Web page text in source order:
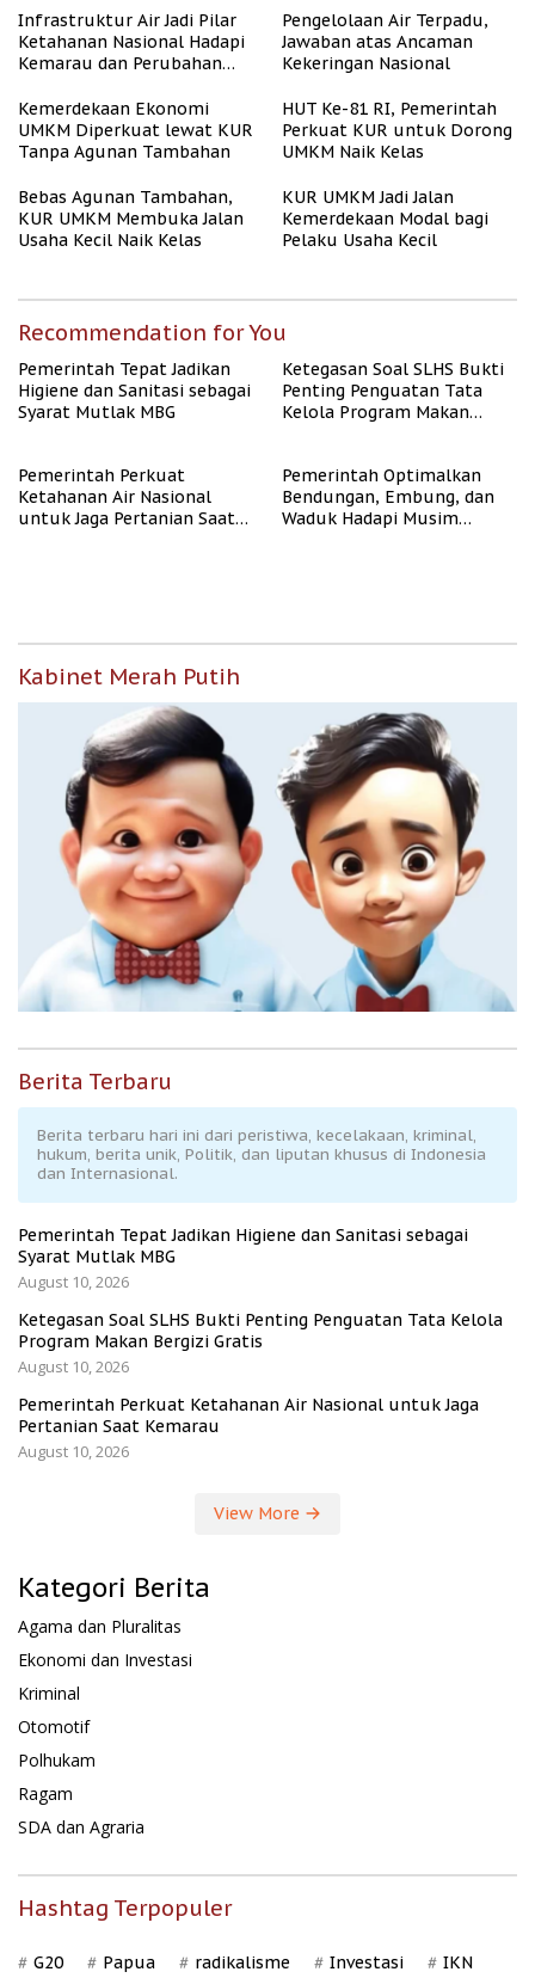
Infrastruktur Air Jadi Pilar
Ketahanan Nasional Hadapi
Kemarau dan Perubahan
Pengelolaan Air Terpadu,
Jawaban atas Ancaman
Kekeringan Nasional
Kemerdekaan Ekonomi
UMKM Diperkuat lewat KUR
Tanpa Agunan Tambahan
HUT Ke-81 RI, Pemerintah
Perkuat KUR untuk Dorong
UMKM Naik Kelas
Bebas Agunan Tambahan,
KUR UMKM Membuka Jalan
Usaha Kecil Naik Kelas
KUR UMKM Jadi Jalan
Kemerdekaan Modal bagi
Pelaku Usaha Kecil
Recommendation for You
Pemerintah Tepat Jadikan
Higiene dan Sanitasi sebagai
Syarat Mutlak MBG
Ketegasan Soal SLHS Bukti
Penting Penguatan Tata
Kelola Program Makan
Pemerintah Perkuat
Ketahanan Air Nasional
untuk Jaga Pertanian Saat
Pemerintah Optimalkan
Bendungan, Embung, dan
Waduk Hadapi Musim
Kabinet Merah Putih
Berita Terbaru
Berita terbaru hari ini dari peristiwa, kecelakaan, kriminal,
hukum, berita unik, Politik, dan liputan khusus di Indonesia
dan Internasional.
Pemerintah Tepat Jadikan Higiene dan Sanitasi sebagai
Syarat Mutlak MBG
August 10, 2026
Ketegasan Soal SLHS Bukti Penting Penguatan Tata Kelola
Program Makan Bergizi Gratis
August 10, 2026
Pemerintah Perkuat Ketahanan Air Nasional untuk Jaga
Pertanian Saat Kemarau
August 10, 2026
View More
Kategori Berita
Agama dan Pluralitas
Ekonomi dan Investasi
Kriminal
Otomotif
Polhukam
Ragam
SDA dan Agraria
Hashtag Terpopuler
G20 Papua radikalisme Investasi IKN